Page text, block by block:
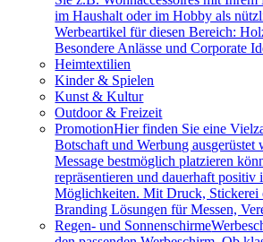
im Haushalt oder im Hobby als
Werbeartikel für diesen Bereich:
Besondere Anlässe und Corporate
Heimtextilien
Kinder & Spielen
Kunst & Kultur
Outdoor & Freizeit
PromotionHier finden Sie eine
Botschaft und Werbung
Message bestmöglich platzieren
repräsentieren und dauerhaft
Möglichkeiten. Mit Druck, Stickerei
Branding Lösungen für Messen,
Regen- und Sonnenschirme